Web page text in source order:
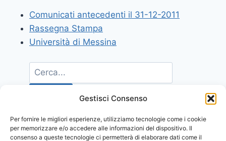
Gestisci Consenso
Per fornire le migliori esperienze, utilizziamo tecnologie come i cookie
per memorizzare e/o accedere alle informazioni del dispositivo. Il
consenso a queste tecnologie ci permetterà di elaborare dati come il
Comunicati antecedenti il 31-12-2011
Rassegna Stampa
Università di Messina